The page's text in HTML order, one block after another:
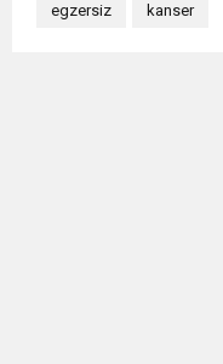
egzersiz kanser